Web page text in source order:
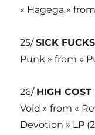
« Hagega »
25/SICK FUCKS
Punk » from «
26/ HIGH COST
Void » from «
Devotion » LP